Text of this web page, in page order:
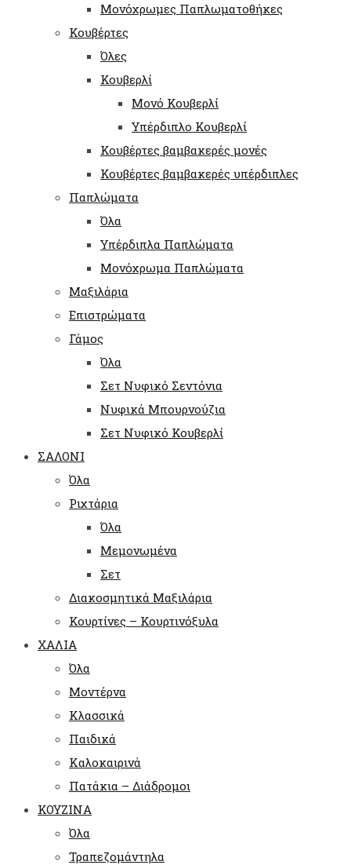
Μονόχρωμες Παπλωματοθήκες
Κουβέρτες
Όλες
Κουβερλί
Μονό Κουβερλί
Υπέρδιπλο Κουβερλί
Κουβέρτες βαμβακερές μονές
Κουβέρτες βαμβακερές υπέρδιπλες
Παπλώματα
Όλα
Υπέρδιπλα Παπλώματα
Μονόχρωμα Παπλώματα
Μαξιλάρια
Επιστρώματα
Γάμος
Όλα
Σετ Νυφικό Σεντόνια
Νυφικά Μπουρνούζια
Σετ Νυφικό Κουβερλί
ΣΑΛΟΝΙ
Όλα
Ριχτάρια
Όλα
Μεμονωμένα
Σετ
Διακοσμητικά Μαξιλάρια
Κουρτίνες – Κουρτινόξυλα
ΧΑΛΙΑ
Όλα
Μοντέρνα
Κλασσικά
Παιδικά
Καλοκαιρινά
Πατάκια – Διάδρομοι
ΚΟΥΖΙΝΑ
Όλα
Τραπεζομάντηλα